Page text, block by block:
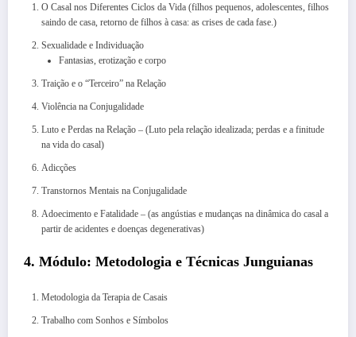
O Casal nos Diferentes Ciclos da Vida (filhos pequenos, adolescentes, filhos
saindo de casa, retorno de filhos à casa: as crises de cada fase.)
Sexualidade e Individuação
Fantasias, erotização e corpo
Traição e o “Terceiro” na Relação
Violência na Conjugalidade
Luto e Perdas na Relação – (Luto pela relação idealizada; perdas e a finitude
na vida do casal)
Adicções
Transtornos Mentais na Conjugalidade
Adoecimento e Fatalidade – (as angústias e mudanças na dinâmica do casal a
partir de acidentes e doenças degenerativas)
4. Módulo: Metodologia e Técnicas Junguianas
Metodologia da Terapia de Casais
Trabalho com Sonhos e Símbolos